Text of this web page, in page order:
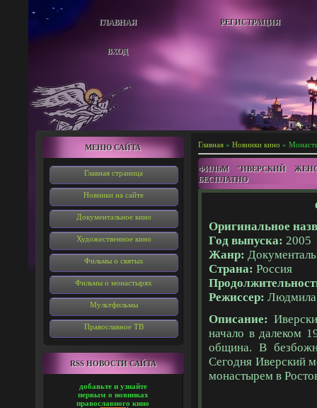
ГЛАВНАЯ РЕГИСТРАЦИЯ
ВХОД
МЕНЮ САЙТА
Главная страница
Новинки на сайте
Документальное кино
Художественное кино
Фильмы о святых
Фильмы о монастырях
Мультфильмы
Православное ТВ
RSS НОВОСТИ САЙТА
добавьте и узнайте
первым о новинках
православного кино
Главная » Новинки кино »
ФИЛЬМ "ИВЕРСКИЙ
БЕСПЛАТНО
Оригинальное
Год выпуска: 2005
Жанр:
Страна: Россия
Режиссер:
Описание:
начало в далеком
община. В
Сегодня Иверский
монастырем в